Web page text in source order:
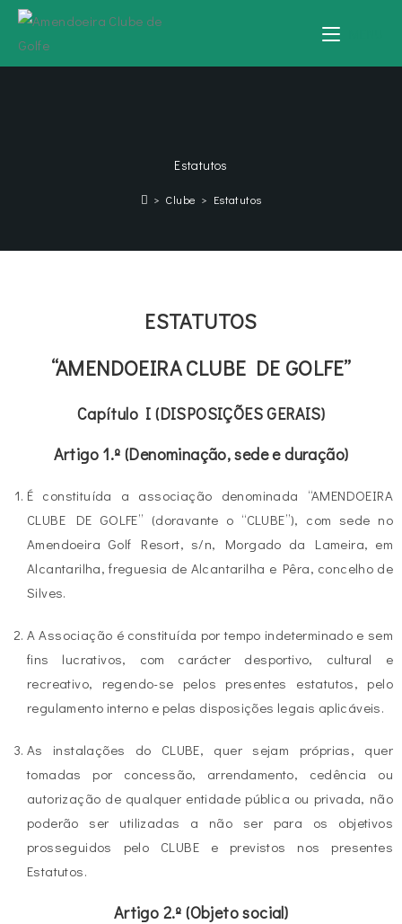
Estatutos
> Clube > Estatutos
ESTATUTOS
“AMENDOEIRA CLUBE DE GOLFE”
Capítulo I(DISPOSIÇÕES GERAIS)
Artigo 1.º (Denominação, sede e duração)
É constituída a associação denominada “AMENDOEIRA
CLUBE DE GOLFE” (doravante o “CLUBE”), com sede no
Amendoeira Golf Resort, s/n, Morgado da Lameira, em
Alcantarilha, freguesia de Alcantarilha e Pêra, concelho de
Silves.
A Associação é constituída por tempo indeterminado e sem
fins lucrativos, com carácter desportivo, cultural e
recreativo, regendo-se pelos presentes estatutos, pelo
regulamento interno e pelas disposições legais aplicáveis.
As instalações do CLUBE, quer sejam próprias, quer
tomadas por concessão, arrendamento, cedência ou
autorização de qualquer entidade pública ou privada, não
poderão ser utilizadas a não ser para os objetivos
prosseguidos pelo CLUBE e previstos nos presentes
Estatutos.
Artigo 2.º (Objeto social)